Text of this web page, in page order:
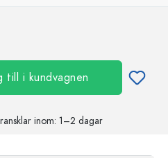
till i kundvagnen
inom: 1–2 dagar